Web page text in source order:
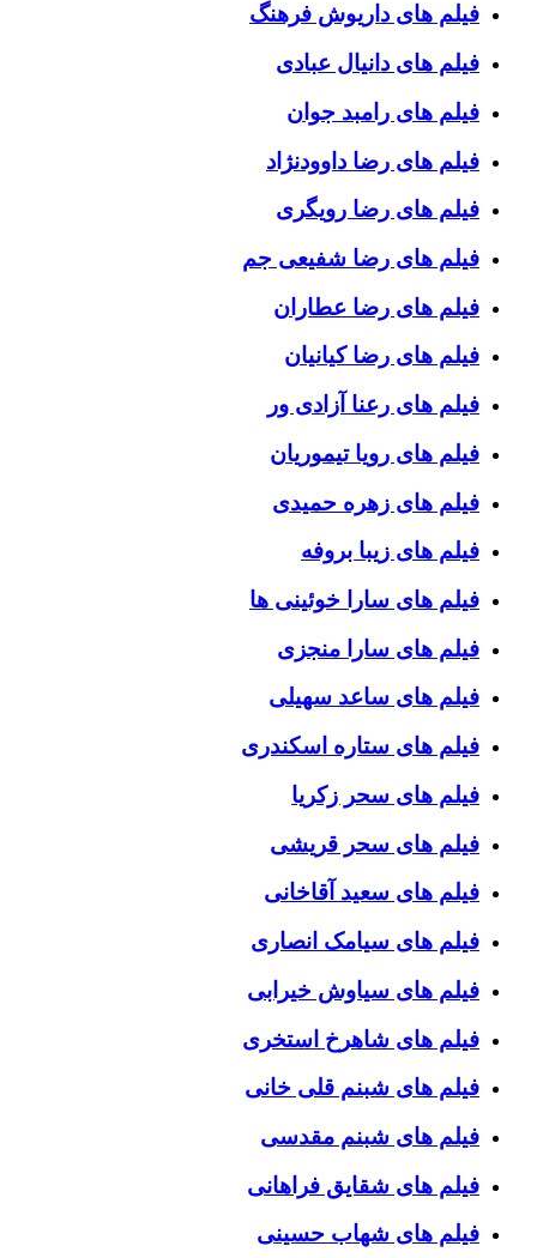
فیلم های داریوش فرهنگ
فیلم های دانیال عبادی
فیلم های رامبد جوان
فیلم های رضا داوودنژاد
فیلم های رضا رویگری
فیلم های رضا شفیعی جم
فیلم های رضا عطاران
فیلم های رضا کیانیان
فیلم های رعنا آزادی ور
فیلم های رویا تیموریان
فیلم های زهره حمیدی
فیلم های زیبا بروفه
فیلم های سارا خوئینی ها
فیلم های سارا منجزی
فیلم های ساعد سهیلی
فیلم های ستاره اسکندری
فیلم های سحر زکریا
فیلم های سحر قریشی
فیلم های سعید آقاخانی
فیلم های سیامک انصاری
فیلم های سیاوش خیرابی
فیلم های شاهرخ استخری
فیلم های شبنم قلی خانی
فیلم های شبنم مقدسی
فیلم های شقایق فراهانی
فیلم های شهاب حسینی